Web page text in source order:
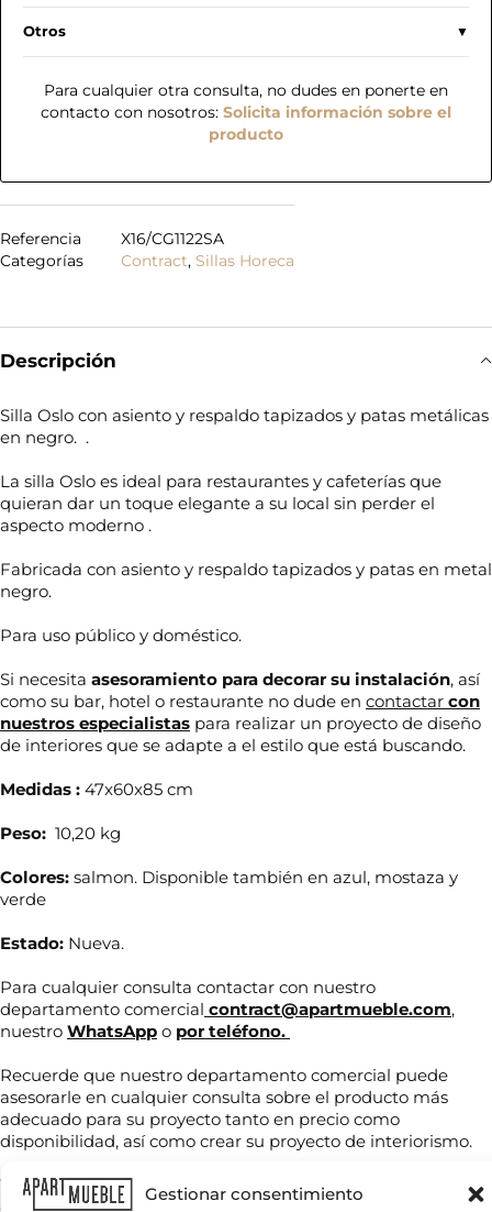
Gestionar consentimiento
Otros
Para cualquier otra consulta, no dudes en ponerte en
contacto con nosotros: Solicita información sobre el
producto
Referencia
X16/CG1122SA
Categorías
Contract, Sillas Horeca
Descripción
Silla Oslo con asiento y respaldo tapizados y patas metálicas
en negro. .
La silla Oslo es ideal para restaurantes y cafeterías que
quieran dar un toque elegante a su local sin perder el
aspecto moderno .
Fabricada con asiento y respaldo tapizados y patas en metal
negro.
Para uso público y doméstico.
Si necesita asesoramiento para decorar su instalación, así
como su bar, hotel o restaurante no dude en contactar con
nuestros especialistas para realizar un proyecto de diseño
de interiores que se adapte a el estilo que está buscando.
Medidas : 47x60x85 cm
Peso: 10,20 kg
Colores: salmon. Disponible también en azul, mostaza y
verde
Estado: Nueva.
Para cualquier consulta contactar con nuestro
departamento comercial contract@apartmueble.com,
nuestro WhatsApp o por teléfono.
Recuerde que nuestro departamento comercial puede
asesorarle en cualquier consulta sobre el producto más
adecuado para su proyecto tanto en precio como
disponibilidad, así como crear su proyecto de interiorismo.
Tenemos mucha variedad en producto de hostelería tanto
de importación como nacional, por compra unitaria o de
N
o
r
e
*
T
e
é
o
n
C
o